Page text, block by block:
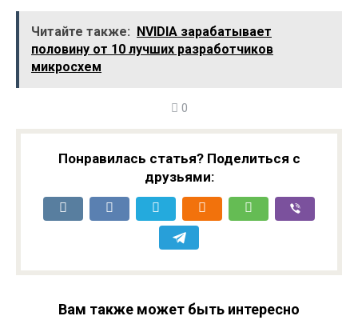
Читайте также: NVIDIA зарабатывает
половину от 10 лучших разработчиков
микросхем
0
Понравилась статья? Поделиться с
друзьями:
Вам также может быть интересно